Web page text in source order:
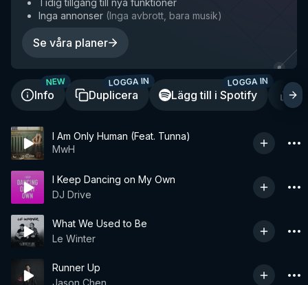
Tidig tillgång till nya funktioner
Inga annonser (Inga avbrott, bara musik)
Se våra planer
Info
NEW
Duplicera
LOGGA IN
Lägg till i Spotify
LOGGA IN
I Am Only Human (Feat. Tunna)
MwH
I Keep Dancing on My Own
DJ Drive
What We Used to Be
Le Winter
Runner Up
Jason Chen